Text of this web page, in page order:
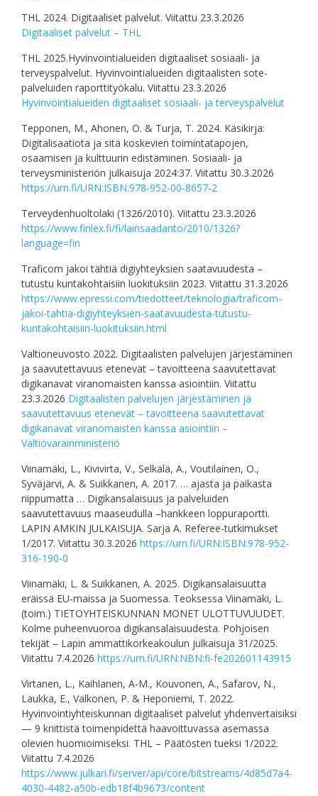
THL 2024. Digitaaliset palvelut. Viitattu 23.3.2026
Digitaaliset palvelut – THL
THL 2025.Hyvinvointialueiden digitaaliset sosiaali- ja
terveyspalvelut. Hyvinvointialueiden digitaalisten sote-
palveluiden raporttityökalu. Viitattu 23.3.2026
Hyvinvointialueiden digitaaliset sosiaali- ja terveyspalvelut
Tepponen, M., Ahonen, O. & Turja, T. 2024. Käsikirja:
Digitalisaatiota ja sitä koskevien toimintatapojen,
osaamisen ja kulttuurin edistäminen. Sosiaali- ja
terveysministeriön julkaisuja 2024:37. Viitattu 30.3.2026
https://urn.fi/URN:ISBN:978-952-00-8657-2
Terveydenhuoltolaki (1326/2010). Viitattu 23.3.2026
https://www.finlex.fi/fi/lainsaadanto/2010/1326?
language=fin
Traficom jakoi tähtiä digiyhteyksien saatavuudesta –
tutustu kuntakohtaisiin luokituksiin 2023. Viitattu 31.3.2026
https://www.epressi.com/tiedotteet/teknologia/traficom-
jakoi-tahtia-digiyhteyksien-saatavuudesta-tutustu-
kuntakohtaisiin-luokituksiin.html
Valtioneuvosto 2022. Digitaalisten palvelujen järjestäminen
ja saavutettavuus etenevät – tavoitteena saavutettavat
digikanavat viranomaisten kanssa asiointiin. Viitattu
23.3.2026 Digitaalisten palvelujen järjestäminen ja
saavutettavuus etenevät – tavoitteena saavutettavat
digikanavat viranomaisten kanssa asiointiin –
Valtiovarainministeriö
Viinamäki, L., Kivivirta, V., Selkälä, A., Voutilainen, O.,
Syväjärvi, A. & Suikkanen, A. 2017. … ajasta ja paikasta
riippumatta … Digikansalaisuus ja palveluiden
saavutettavuus maaseudulla –hankkeen loppuraportti.
LAPIN AMKIN JULKAISUJA. Sarja A. Referee-tutkimukset
1/2017. Viitattu 30.3.2026 https://urn.fi/URN:ISBN:978-952-
316-190-0
Viinamäki, L. & Suikkanen, A. 2025. Digikansalaisuutta
eräissä EU-maissa ja Suomessa. Teoksessa Viinamäki, L.
(toim.) TIETOYHTEISKUNNAN MONET ULOTTUVUUDET.
Kolme puheenvuoroa digikansalaisuudesta. Pohjoisen
tekijät – Lapin ammattikorkeakoulun julkaisuja 31/2025.
Viitattu 7.4.2026 https://urn.fi/URN:NBN:fi-fe202601143915
Virtanen, L., Kaihlanen, A-M., Kouvonen, A., Safarov, N.,
Laukka, E., Valkonen, P. & Heponiemi, T. 2022.
Hyvinvointiyhteiskunnan digitaaliset palvelut yhdenvertaisiksi
— 9 kriittistä toimenpidettä haavoittuvassa asemassa
olevien huomioimiseksi. THL – Päätösten tueksi 1/2022.
Viitattu 7.4.2026
https://www.julkari.fi/server/api/core/bitstreams/4d85d7a4-
4030-4482-a50b-edb18f4b9673/content